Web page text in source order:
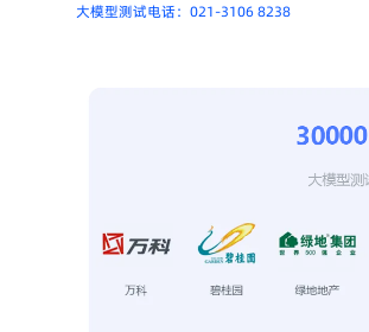
大模型测试电话：021-3106 8238